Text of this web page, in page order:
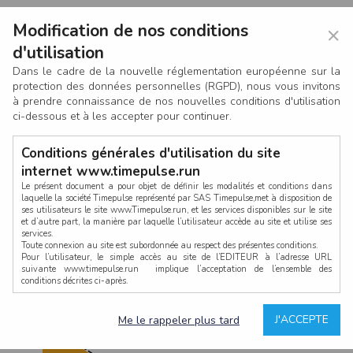
CONNEXION
×
Modification de nos conditions
d'utilisation
Dans le cadre de la nouvelle réglementation européenne sur la
protection des données personnelles (RGPD), nous vous invitons
à prendre connaissance de nos nouvelles conditions d'utilisation
ci-dessous et à les accepter pour continuer.
Conditions générales d'utilisation du site
internet www.timepulse.run
Le présent document a pour objet de définir les modalités et conditions dans
laquelle la société Timepulse représenté par SAS Timepulse,met à disposition de
ses utilisateurs le site www.Timepulse.run, et les services disponibles sur le site
et d’autre part, la manière par laquelle l’utilisateur accède au site et utilise ses
services.
Toute connexion au site est subordonnée au respect des présentes conditions.
Pour l’utilisateur, le simple accès au site de l’EDITEUR à l’adresse URL
suivante www.timepulse.run implique l’acceptation de l’ensemble des
conditions décrites ci-après.
La structure générale du site www.timepulse.run, par quelque procédé que ce
soit, sans l'autorisation préalable et par écrit de Fourcherot Mickael et/ou de ses
J'ACCEPTE
Me le rappeler plus tard